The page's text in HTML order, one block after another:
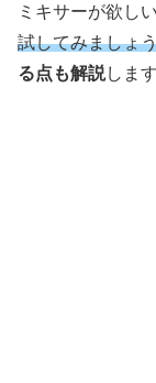
ミキサーが欲し
試してみましょ
る点も解説します